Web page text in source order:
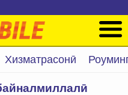
Хизматрасонӣ